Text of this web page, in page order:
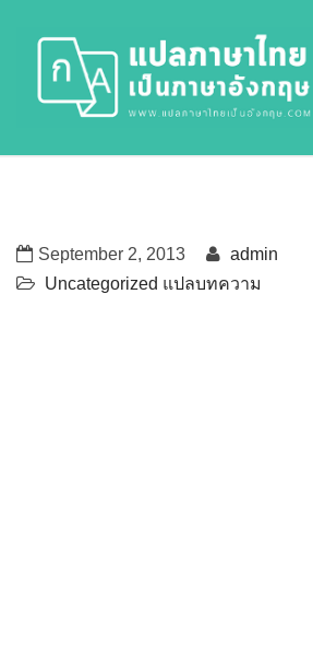
September 2, 2013
admin
Uncategorized แปลบทความ